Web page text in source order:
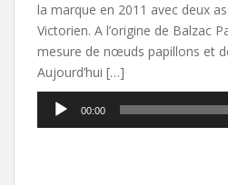
la marque en 2011 avec deux
Victorien. A l’origine de Balzac
mesure de nœuds papillons et
Aujourd’hui […]
Lecteur
00:00